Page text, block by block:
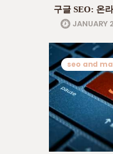
구글 SEO: 온
JANUARY
seo and